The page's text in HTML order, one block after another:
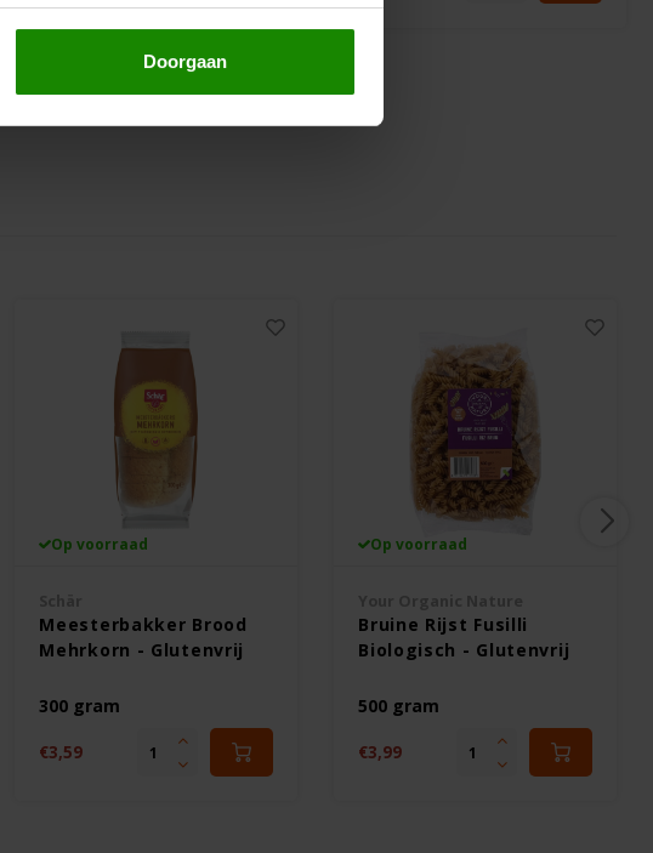
Doorgaan
Op voorraad
Meesterbakker Brood
Mehrkorn - Glutenvrij
300 gram
€3,59
Op voorraad
Bruine Rijst Fusilli
Biologisch - Glutenvrij
500 gram
€3,99